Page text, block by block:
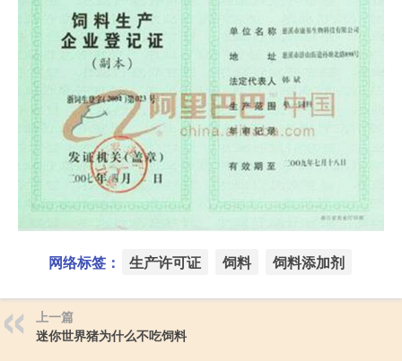
网络标签： 生产许可证 饲料 饲料添加剂
上一篇
迷你世界猪为什么不吃饲料